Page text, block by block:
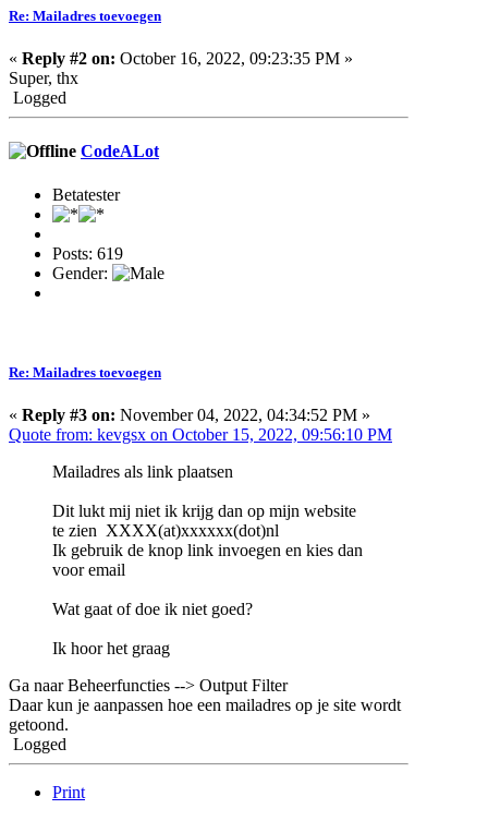
Re: Mailadres toevoegen
« Reply #2 on: October 16, 2022, 09:23:35 PM »
Super, thx
Logged
CodeALot
Betatester
Posts: 619
Gender:
Re: Mailadres toevoegen
« Reply #3 on: November 04, 2022, 04:34:52 PM »
Quote from: kevgsx on October 15, 2022, 09:56:10 PM
Mailadres als link plaatsen
Dit lukt mij niet ik krijg dan op mijn website
te zien XXXX(at)xxxxxx(dot)nl
Ik gebruik de knop link invoegen en kies dan
voor email
Wat gaat of doe ik niet goed?
Ik hoor het graag
Ga naar Beheerfuncties --> Output Filter
Daar kun je aanpassen hoe een mailadres op je site wordt
getoond.
Logged
Print